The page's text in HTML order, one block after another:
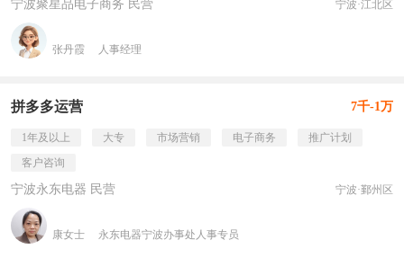
宁波聚星品电子商务 民营 宁波·江北区
张丹霞 人事经理
拼多多运营 7千-1万
1年及以上 大专 市场营销 电子商务
推广计划
客户咨询
宁波永东电器 民营 宁波·鄞州区
康女士 永东电器宁波办事处人事专员